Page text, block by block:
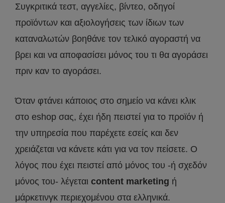
Συγκριτικά τεστ, αγγελίες, βίντεο, οδηγοί
προϊόντων και αξιολογήσεις των ίδιων των
καταναλωτών βοηθάνε τον τελικό αγοραστή να
βρει και να αποφασίσει μόνος του τι θα αγοράσει
πριν καν το αγοράσει.
Όταν φτάνει κάποιος στο σημείο να κάνει κλικ
στο eshop σας, έχει ήδη πειστεί για το προϊόν ή
την υπηρεσία που παρέχετε εσείς και δεν
χρειάζεται να κάνετε κάτι για να τον πείσετε. Ο
λόγος που έχει πειστεί από μόνος του -ή σχεδόν
μόνος του- λέγεται content marketing ή
μάρκετινγκ περιεχομένου στα ελληνικά.